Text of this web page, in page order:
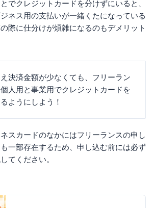
に「フリーランス・個人事業主向け」と記
確定申告書を用意する
少額に設定する
枠は0円にして申し込む
がある場合は解消する
置しオフィスの住所を取得する
を避ける
でクレジットカードを分けずにいると、
ネス用の支払いが一緒くたになっている
際に仕分けが煩雑になるのもデメリット
決済金額が少なくても、フリーラン
人用と事業用でクレジットカードを
ようにしよう！
スカードのなかにはフリーランスの申し
一部存在するため、申し込む前には必ず
てください。